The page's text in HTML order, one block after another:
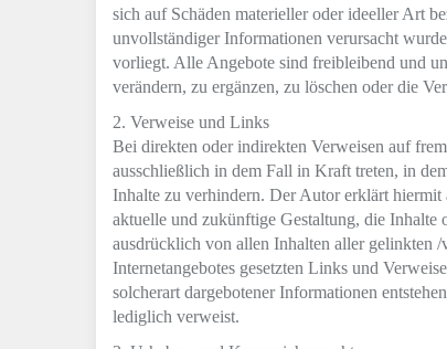
sich auf Schäden materieller oder ideeller Art
unvollständiger Informationen verursacht
vorliegt. Alle Angebote sind freibleibend und
verändern, zu ergänzen, zu löschen oder die
2. Verweise und Links
Bei direkten oder indirekten Verweisen auf
ausschließlich in dem Fall in Kraft treten, in
Inhalte zu verhindern. Der Autor erklärt
aktuelle und zukünftige Gestaltung, die Inhalte
ausdrücklich von allen Inhalten aller gelinkten
Internetangebotes gesetzten Links und
solcherart dargebotener Informationen
lediglich verweist.